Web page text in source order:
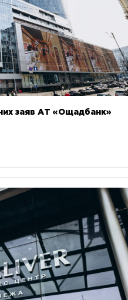
заяв АТ «Ощадбанк»